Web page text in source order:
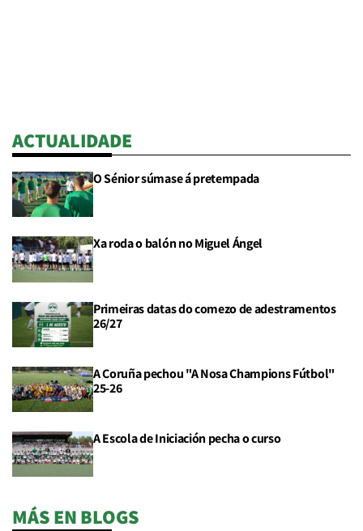
ACTUALIDADE
O Sénior súmase á pretempada
Xa roda o balón no Miguel Ángel
Primeiras datas do comezo de adestramentos
26/27
A Coruña pechou "A Nosa Champions Fútbol"
25-26
A Escola de Iniciación pecha o curso
MÁS EN BLOGS